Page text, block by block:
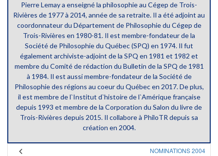
Pierre Lemay a enseigné la philosophie au Cégep de Trois-
Rivières de 1977 à 2014, année de sa retraite. Il a été adjoint au
coordonnateur du Département de Philosophie du Cégep de
Trois-Rivières en 1980-81. Il est membre-fondateur de la
Société de Philosophie du Québec (SPQ) en 1974. Il fut
également archiviste-adjoint de la SPQ en 1981 et 1982 et
membre du Comité de rédaction du Bulletin de la SPQ de 1981
à 1984. Il est aussi membre-fondateur de la Société de
Philosophie des régions au coeur du Québec en 2017. De plus,
il est membre de l`Institut d`histoire de l`Amérique française
depuis 1993 et membre de la Corporation du Salon du livre de
Trois-Rivières depuis 2015. Il collabore à PhiloTR depuis sa
création en 2004.
NOMINATIONS 2004